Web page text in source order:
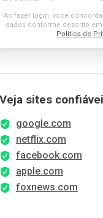
Ao fazer login, você
dados conforme descrito
Política de
Veja sites
google.com
netflix.com
facebook.com
apple.com
foxnews.com